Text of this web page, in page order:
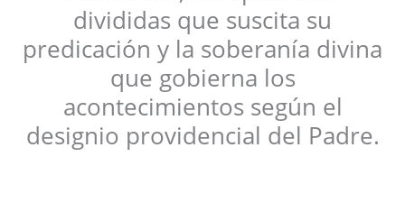
divididas que suscita su
predicación y la soberanía divina
que gobierna los
acontecimientos según el
designio providencial del Padre.